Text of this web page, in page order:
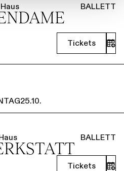
BALLETT
Tickets
25.10.
BALLETT
Tickets